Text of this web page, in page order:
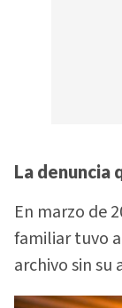
La denuncia
En marzo de
familiar tuvo
archivo sin su